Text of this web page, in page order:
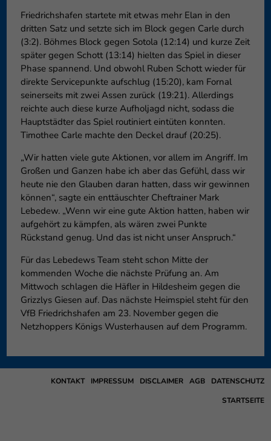
Friedrichshafen startete mit etwas mehr Elan in den
dritten Satz und setzte sich im Block gegen Carle durch
(3:2). Böhmes Block gegen Sotola (12:14) und kurze Zeit
später gegen Schott (13:14) hielten das Spiel in dieser
Phase spannend. Und obwohl Ruben Schott wieder für
direkte Servicepunkte aufschlug (15:20), kam Fornal
seinerseits mit zwei Assen zurück (19:21). Allerdings
reichte auch diese kurze Aufholjagd nicht, sodass die
Hauptstädter das Spiel routiniert eintüten konnten.
Timothee Carle machte den Deckel drauf (20:25).
„Wir hatten viele gute Aktionen, vor allem im Angriff. Im
Großen und Ganzen habe ich aber das Gefühl, dass wir
heute nie den Glauben daran hatten, dass wir gewinnen
können“, sagte ein enttäuschter Cheftrainer Mark
Lebedew. „Wenn wir eine gute Aktion hatten, haben wir
aufgehört zu kämpfen, als wären zwei Punkte
Rückstand genug. Und das ist nicht unser Anspruch.“
Für das Lebedews Team steht schon Mitte der
kommenden Woche die nächste Prüfung an. Am
Mittwoch schlagen die Häfler in Hildesheim gegen die
Grizzlys Giesen auf. Das nächste Heimspiel steht für den
VfB Friedrichshafen am 23. November gegen die
Netzhoppers Königs Wusterhausen auf dem Programm.
DATENSCHUTZ
AGB
DISCLAIMER
IMPRESSUM
KONTAKT
STARTSEITE